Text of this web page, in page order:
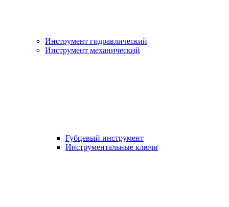
Инструмент гидравлический
Инструмент механический
Губцевый инструмент
Инструментальные ключи